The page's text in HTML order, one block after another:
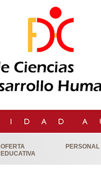
OFERTA
EDUCATIVA
PERSONAL